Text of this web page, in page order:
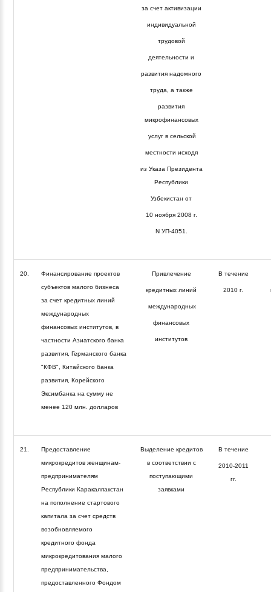
за счет активизации
индивидуальной
трудовой
деятельности и
развития надомного
труда, а также
развития
микрофинансовых
услуг в сельской
местности исходя
из Указа Президента
Республики
Узбекистан от
10 ноября 2008 г.
N УП-4051.
20.
Финансирование проектов
субъектов малого бизнеса
за счет кредитных линий
международных
финансовых институтов, в
частности Азиатского банка
развития, Германского банка
"КФВ", Китайского банка
развития, Корейского
Эксимбанка на сумму не
менее 120 млн. долларов
Привлечение
кредитных линий
международных
финансовых
институтов
В течение
2010 г.
21.
Предоставление
микрокредитов женщинам-
предпринимателям
Республики Каракалпакстан
на пополнение стартового
капитала за счет средств
возобновляемого
кредитного фонда
микрокредитования малого
предпринимательства,
предоставленного Фондом
Выделение кредитов
в соответствии с
поступающими
заявками
В течение
2010-2011
гг.